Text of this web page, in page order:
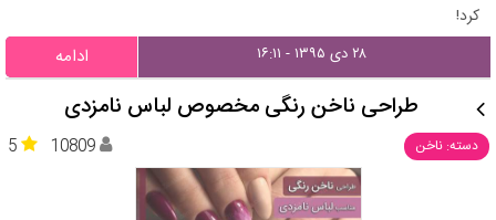
کرد!
۲۸ دی ۱۳۹۵ - ۱۶:۱۱ ادامه
طراحی ناخن‌ رنگی مخصوص لباس نامزدی
دسته: ناخن 5 10809